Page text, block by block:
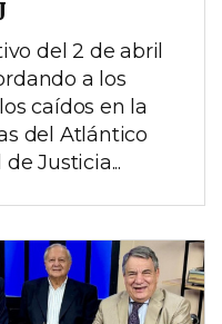
del 2 de abril
a los
caídos en la
del Atlántico
Justicia...